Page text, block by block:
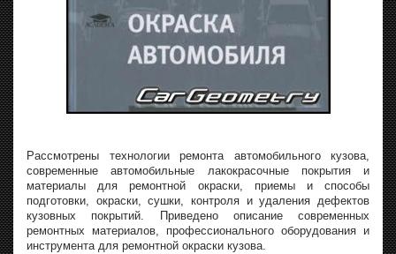
Рассмотрены технологии ремонта автомобильного кузова,
современные автомобильные лакокрасочные покрытия и
материалы для ремонтной окраски, приемы и способы
подготовки, окраски, сушки, контроля и удаления дефектов
кузовных покрытий. Приведено описание современных
ремонтных материалов, профессионального оборудования и
инструмента для ремонтной окраски кузова.